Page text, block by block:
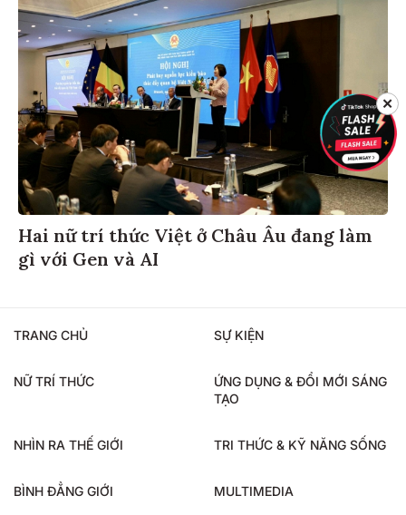
Hai nữ trí thức Việt ở Châu Âu đang làm
gì với Gen và AI
TRANG CHỦ SỰ KIỆN
NỮ TRÍ THỨC
ỨNG DỤNG & ĐỔI MỚI SÁNG
TẠO
NHÌN RA THẾ GIỚI TRI THỨC & KỸ NĂNG SỐNG
BÌNH ĐẲNG GIỚI MULTIMEDIA
✕